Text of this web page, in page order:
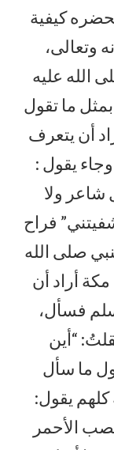
كيفية
وتعالى،
الله عليه
ما تقول
أن يتعرف
يقول :
شاعر ولا
فراح
صلى الله
أراد أن
فسأل،
“أين
ما سأل
كلهم يقول:
الأحمر